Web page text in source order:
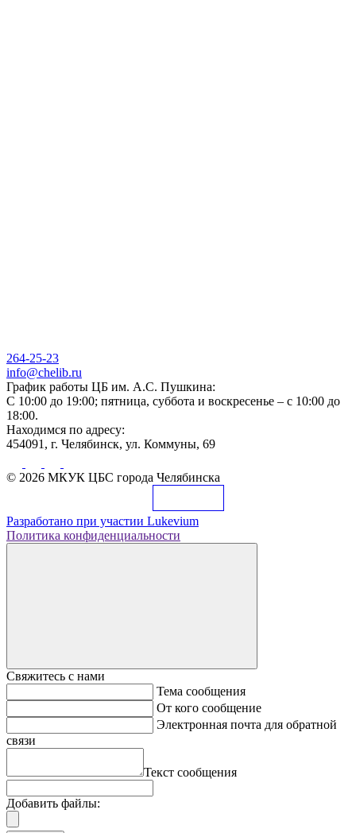
264-25-23
info@chelib.ru
График работы ЦБ им. А.С. Пушкина:
С 10:00 до 19:00; пятница, суббота и воскресенье – с 10:00 до
18:00.
Находимся по адресу:
454091, г. Челябинск, ул. Коммуны, 69
© 2026 МКУК ЦБС города Челябинска
Разработано при участии Lukevium
Политика конфиденциальности
Свяжитесь с нами
Тема сообщения
От кого сообщение
Электронная почта для обратной
связи
Текст сообщения
Добавить файлы: